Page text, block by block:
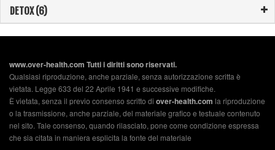
DETOX (6)
www.over-health.com Tutti i diritti sono riservati.
Qualsiasi riproduzione, anche parziale, senza autorizzazione scritta è
vietata. Legge 633 del 22 Aprile 1941 e successive modifiche.
È vietata, senza il previo consenso scritto di over-health.com la riproduzione
o la trasmissione, anche parziale, del materiale grafico e testuale contenuto
nel sito. Tale consenso, quando rilasciato, pone come condizione espressa
che sia citata in maniera esplicita la fonte del materiale